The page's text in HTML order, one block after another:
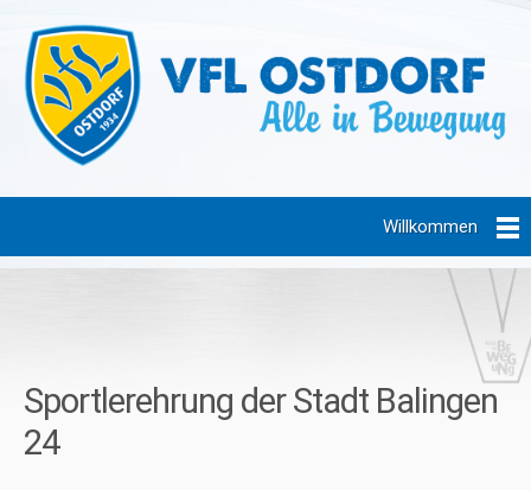
Willkommen
Sportlerehrung der Stadt Balingen
24